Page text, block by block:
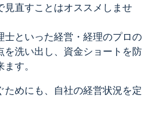
見直すことはオススメしませ
士といった経営・経理のプロの
を洗い出し、資金ショートを防
す。
ためにも、自社の経営状況を定